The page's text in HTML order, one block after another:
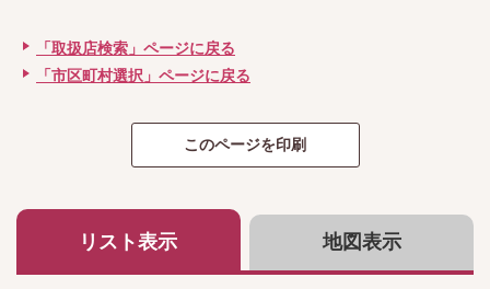
「取扱店検索」ページに戻る
「市区町村選択」ページに戻る
リスト表示 地図表示